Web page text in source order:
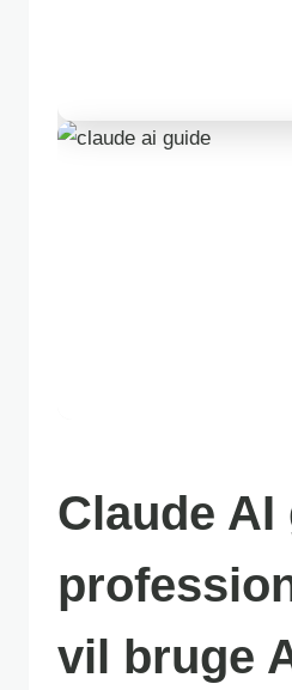
Claude
vil bruge